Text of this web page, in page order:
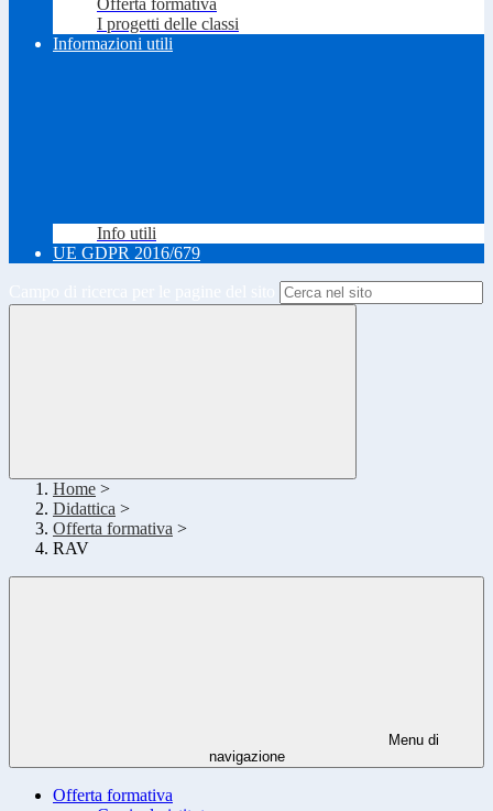
Offerta formativa
I progetti delle classi
Informazioni utili
Info utili
UE GDPR 2016/679
Home >
Didattica >
Offerta formativa >
RAV
Menu di
navigazione
Offerta formativa